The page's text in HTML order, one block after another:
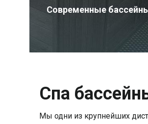
Современные
Спа
Мы одни из крупнейших